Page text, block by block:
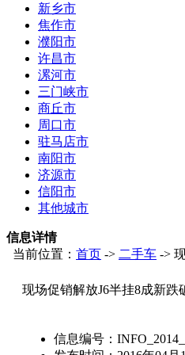
新乡市
焦作市
濮阳市
许昌市
漯河市
三门峡市
商丘市
周口市
驻马店市
南阳市
济源市
信阳市
其他城市
信息详情
当前位置： 首页 -> 二手车 ->
现场促销解放J6半挂8成新跌
信息编号：